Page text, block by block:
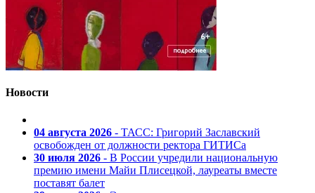
Новости
04 августа 2026 - ТАСС: Григорий Заславский
освобожден от должности ректора ГИТИСа
30 июля 2026 - В России учредили национальную
премию имени Майи Плисецкой, лауреаты вместе
поставят балет